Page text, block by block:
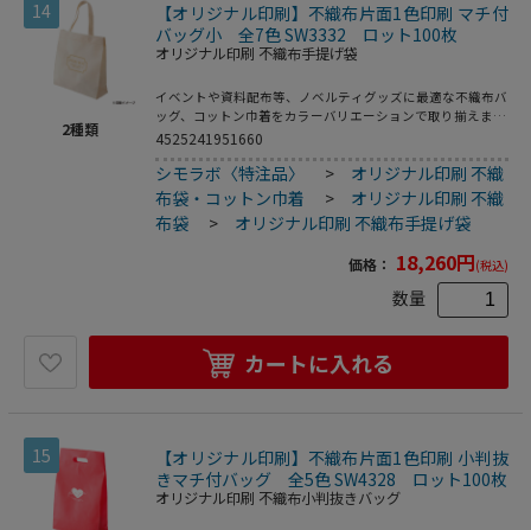
14
2種類
【オリジナル印刷】不織布片面1色印刷 マチ付
バッグ小 全7色 SW3332 ロット100枚
オリジナル印刷 不織布手提げ袋
イベントや資料配布等、ノベルティグッズに最適な不織布バ
ッグ、コットン巾着をカラーバリエーションで取り揃えまし
た。片面シルク1色印刷、印刷領域は別途テンプレートでご
4525241951660
シモラボ〈特注品〉 > オリジナル印刷 不織
布袋・コットン巾着
> オリジナル印刷 不織
布袋
> オリジナル印刷 不織布手提げ袋
価格： 18,260円(税込)
数量
カートに入れる
15
【オリジナル印刷】不織布片面1色印刷 小判抜
きマチ付バッグ 全5色 SW4328 ロット100枚
オリジナル印刷 不織布小判抜きバッグ